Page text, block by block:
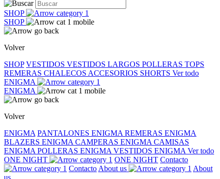
SHOP
SHOP
Volver
SHOP VESTIDOS VESTIDOS LARGOS POLLERAS TOPS
REMERAS CHALECOS ACCESORIOS SHORTS Ver todo
ENIGMA
ENIGMA
Volver
ENIGMA PANTALONES ENIGMA REMERAS ENIGMA
BLAZERS ENIGMA CAMPERAS ENIGMA CAMISAS
ENIGMA POLLERAS ENIGMA VESTIDOS ENIGMA Ver todo
ONE NIGHT
ONE NIGHT Contacto
Contacto About us
About
us